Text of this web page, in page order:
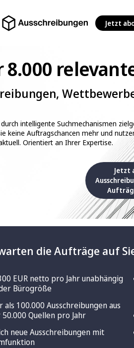
Jetzt
8.000
intelligente Suchmechanismen
keine Auftragschancen mehr und
Orientiert an Ihrer Expertise.
Jetzt
die Aufträge auf
EUR netto pro Jahr unabhängig
Bürogröße
als 100.000 Ausschreibungen aus
Quellen pro Jahr
neue Ausschreibungen mit